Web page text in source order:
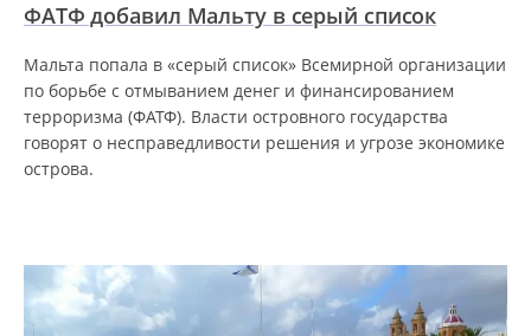
ФАТФ добавил Мальту в серый список
Мальта попала в «серый список» Всемирной организации
по борьбе с отмыванием денег и финансированием
терроризма (ФАТФ). Власти островного государства
говорят о несправедливости решения и угрозе экономике
острова.